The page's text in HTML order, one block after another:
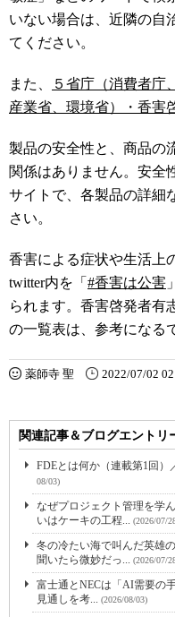
いない場合は、近隣の自
てください。
また、 ５省庁 （消費者
産業省、環境省）
・香害
製品の安全性と、商品の
関係はありません。安全
サイトで、各製品の詳細
さい。
香害による症状や生活上
twitter内を「 #香害は公害
られます。香害啓発者有
の一覧表は、参考になる
薬師寺 聖 2022/07/02
関連記事＆ブログエントリ
FDEとは何か（連載第1回）
08/03)
なぜプロジェクト管理を学
いはケーキの工程... (2026/07/
冬の冷たい海で叫んだ英雄
聞いたら微妙だっ... (2026/07/
富士通とNECは「AI需要の
見通しを考... (2026/08/03)